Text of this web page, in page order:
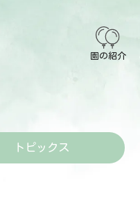
園の紹介
トピックス